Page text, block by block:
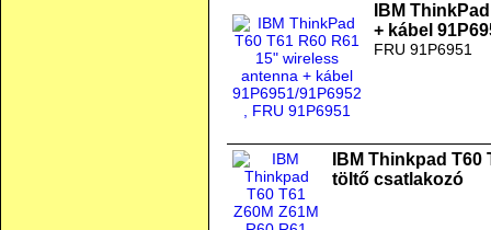
IBM
+ kábel
FRU 91P6951
IBM Thinkpad T60
töltő csatlakozó